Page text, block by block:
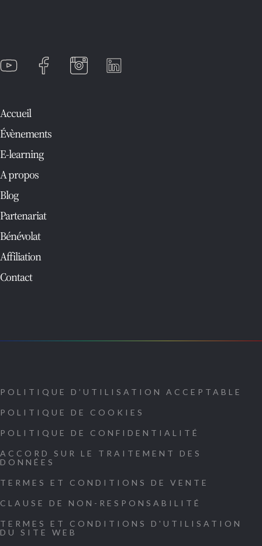
Accueil
Évènements
E-learning
A propos
Blog
Partenariat
Bénévolat
Affiliation
Contact
POLITIQUE D’UTILISATION ACCEPTABLE
POLITIQUE DE COOKIES
POLITIQUE DE CONFIDENTIALITÉ
ACCORD SUR LE TRAITEMENT DES
DONNÉES
TERMES ET CONDITIONS DE VENTE
CLAUSE DE NON-RESPONSABILITÉ
TERMES ET CONDITIONS D'UTILISATION
DU SITE WEB